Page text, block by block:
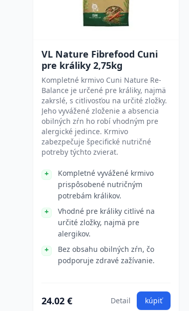
VL Nature Fibrefood Cuni
pre králiky 2,75kg
Kompletné krmivo Cuni Nature Re-
Balance je určené pre králiky, najmä
zakrslé, s citlivosťou na určité zložky.
Jeho vyvážené zloženie a absencia
obilných zŕn ho robí vhodným pre
alergické jedince. Krmivo
zabezpečuje špecifické nutričné
potreby týchto zvierat.
Kompletné vyvážené krmivo
prispôsobené nutričným
potrebám králikov.
Vhodné pre králiky citlivé na
určité zložky, najmä pre
alergikov.
Bez obsahu obilných zŕn, čo
podporuje zdravé zažívanie.
24.02 € Detail kúpiť